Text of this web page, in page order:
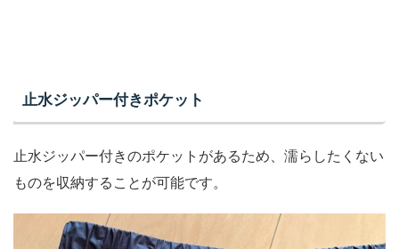
止水ジッパー付きポケット
止水ジッパー付きのポケットがあるため、濡らしたくない
ものを収納することが可能です。